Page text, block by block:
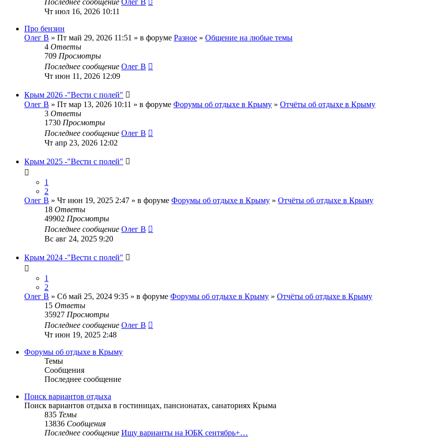
Чт июл 16, 2026 10:11
Про бензин
Олег В » Пт май 29, 2026 11:51 » в форуме Разное » Общение на любые темы
4 Ответы
709 Просмотры
Последнее сообщение Олег В
Чт июн 11, 2026 12:09
Крым 2026 -"Вести с полей"
Олег В » Пт мар 13, 2026 10:11 » в форуме Форумы об отдыхе в Крыму » Отчёты об отдыхе в Крыму
3 Ответы
1730 Просмотры
Последнее сообщение Олег В
Чт апр 23, 2026 12:02
Крым 2025 -"Вести с полей"
1
2
Олег В » Чт июн 19, 2025 2:47 » в форуме Форумы об отдыхе в Крыму » Отчёты об отдыхе в Крыму
18 Ответы
49902 Просмотры
Последнее сообщение Олег В
Вс авг 24, 2025 9:20
Крым 2024 -"Вести с полей"
1
2
Олег В » Сб май 25, 2024 9:35 » в форуме Форумы об отдыхе в Крыму » Отчёты об отдыхе в Крыму
15 Ответы
35927 Просмотры
Последнее сообщение Олег В
Чт июн 19, 2025 2:48
Форумы об отдыхе в Крыму
Темы
Сообщения
Последнее сообщение
Поиск вариантов отдыха
Поиск вариантов отдыха в гостиницах, пансионатах, санаториях Крыма
835 Темы
13836 Сообщения
Последнее сообщение Ищу варианты на ЮБК сентябрь+…